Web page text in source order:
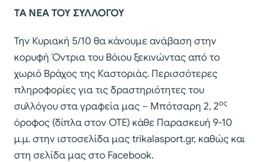
ΤΑ ΝΕΑ ΤΟΥ ΣΥΛΛΟΓΟΥ
Την Κυριακή 5/10 θα κάνουμε ανάβαση στην
κορυφή Όντρια του Βόιου ξεκινώντας από το
χωριό Βράχος της Καστοριάς. Περισσότερες
πληροφορίες για τις δραστηριότητες του
συλλόγου στα γραφεία μας – Μπότσαρη 2, 2ος
όροφος (δίπλα στον ΟΤΕ) κάθε Παρασκευή 9-10
μ.μ. στην ιστοσελίδα μας trikalasport.gr, καθώς και
στη σελίδα μας στο Facebook.